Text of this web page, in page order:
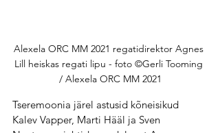
Alexela ORC MM 2021 regatidirektor Agnes
Lill heiskas regati lipu - foto ©Gerli Tooming
/ Alexela ORC MM 2021
Tseremoonia järel astusid kõneisikud
Kalev Vapper, Marti Hääl ja Sven